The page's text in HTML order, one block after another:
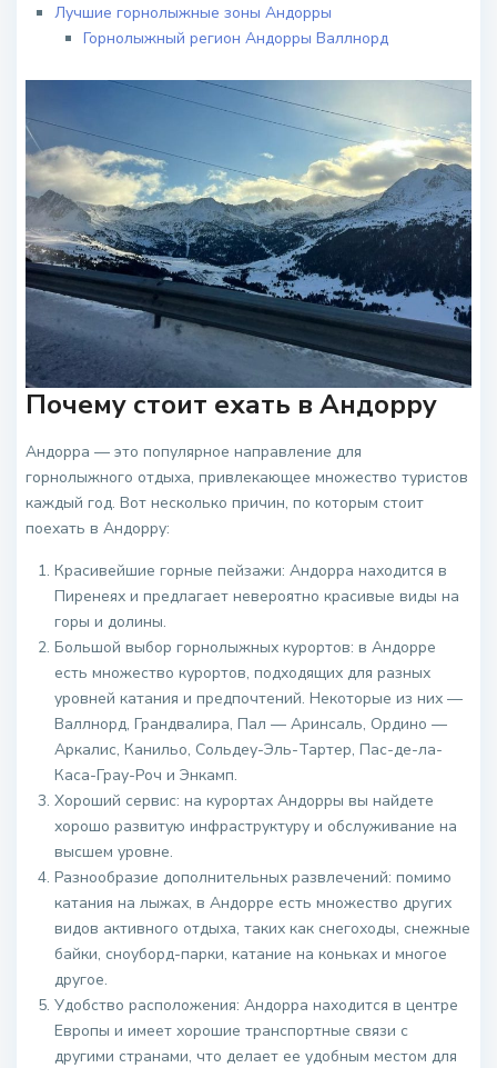
Лучшие горнолыжные зоны Андорры
Горнолыжный регион Андорры Валлнорд
Почему стоит ехать в Андорру
Андорра — это популярное направление для
горнолыжного отдыха, привлекающее множество туристов
каждый год. Вот несколько причин, по которым стоит
поехать в Андорру:
Красивейшие горные пейзажи: Андорра находится в
Пиренеях и предлагает невероятно красивые виды на
горы и долины.
Большой выбор горнолыжных курортов: в Андорре
есть множество курортов, подходящих для разных
уровней катания и предпочтений. Некоторые из них —
Валлнорд, Грандвалира, Пал — Аринсаль, Ордино —
Аркалис, Канильо, Сольдеу-Эль-Тартер, Пас-де-ла-
Каса-Грау-Роч и Энкамп.
Хороший сервис: на курортах Андорры вы найдете
хорошо развитую инфраструктуру и обслуживание на
высшем уровне.
Разнообразие дополнительных развлечений: помимо
катания на лыжах, в Андорре есть множество других
видов активного отдыха, таких как снегоходы, снежные
байки, сноуборд-парки, катание на коньках и многое
другое.
Удобство расположения: Андорра находится в центре
Европы и имеет хорошие транспортные связи с
другими странами, что делает ее удобным местом для